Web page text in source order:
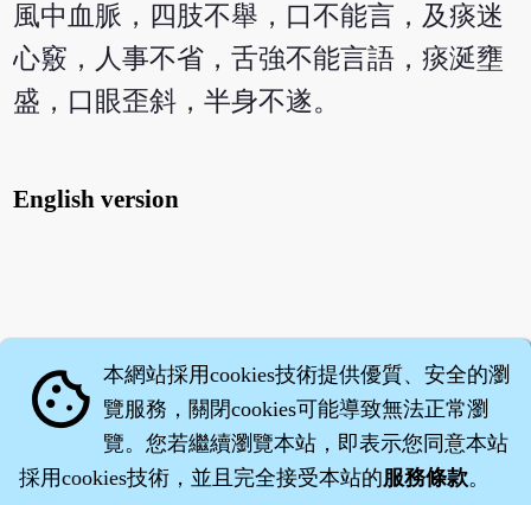
風中血脈，四肢不舉，口不能言，及痰迷
心竅，人事不省，舌強不能言語，痰涎壅
盛，口眼歪斜，半身不遂。
English version
cookie 本網站採用cookies技術提供優質、安全的瀏
覽服務，關閉cookies可能導致無法正常瀏
覽。您若繼續瀏覽本站，即表示您同意本站
採用cookies技術，並且完全接受本站的服務條款。